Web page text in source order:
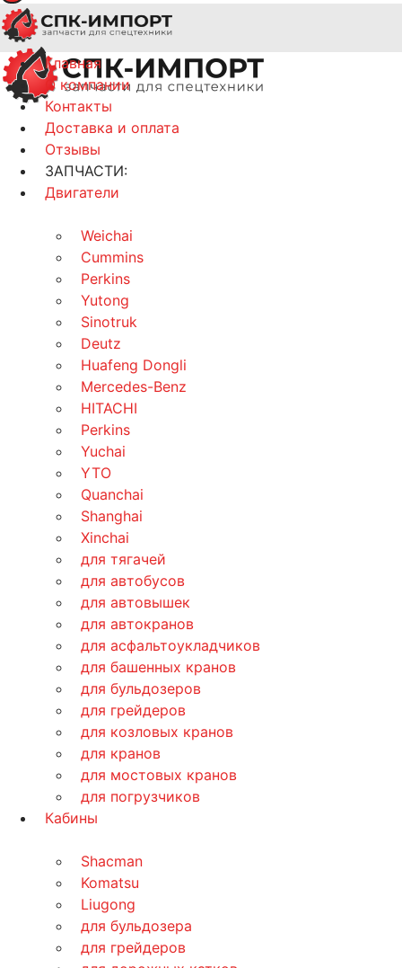
Главная
О компании
Контакты
Доставка и оплата
Отзывы
ЗАПЧАСТИ:
Двигатели
Weichai
Cummins
Perkins
Yutong
Sinotruk
Deutz
Huafeng Dongli
Mercedes-Benz
HITACHI
Perkins
Yuchai
YTO
Quanchai
Shanghai
Xinchai
для тягачей
для автобусов
для автовышек
для автокранов
для асфальтоукладчиков
для башенных кранов
для бульдозеров
для грейдеров
для козловых кранов
для кранов
для мостовых кранов
для погрузчиков
Кабины
Shacman
Komatsu
Liugong
для бульдозера
для грейдеров